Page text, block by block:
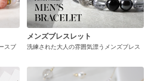
スブ
メンズブレスレット
洗練された大人の雰囲気漂うメンズブレス